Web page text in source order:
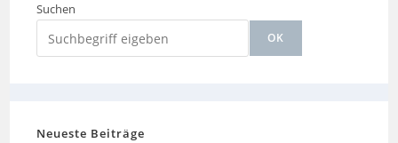
Suchen
OK
Neueste Beiträge